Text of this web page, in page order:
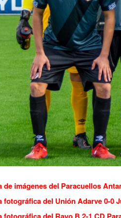
de imágenes del Paracuellos
fotográfica del Unión Adarve 0-0